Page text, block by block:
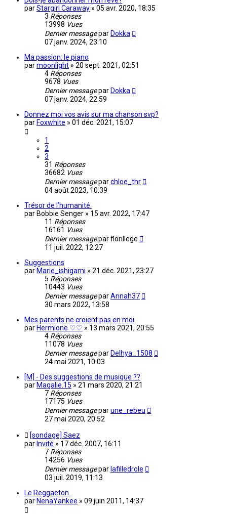
parStargirl Caraway » 05 avr. 2020, 18:35
3 Réponses
13998 Vues
Dernier messagepar Dokka
07 janv. 2024, 23:10
Ma passion: le piano
parmoonlight » 20 sept. 2021, 02:51
4 Réponses
9678 Vues
Dernier messagepar Dokka
07 janv. 2024, 22:59
Donnez moi vos avis sur ma chanson svp?
par Foxwhite » 01 déc. 2021, 15:07
1
2
3
31 Réponses
36682 Vues
Dernier messageparchloe_thr
04 août 2023, 10:39
Trésor de l’humanité.
par Bobbie Senger » 15 avr. 2022, 17:47
11 Réponses
16161 Vues
Dernier messageparflorillege
11 juil. 2022, 12:27
Suggestions
par Marie_ishigami » 21 déc. 2021, 23:27
5 Réponses
10443 Vues
Dernier messageparAnnah37
30 mars 2022, 13:58
Mes parents ne croient pas en moi
par Hermione ♡♡ » 13 mars 2021, 20:55
4 Réponses
11078 Vues
Dernier messagepar Delhya_1508
24 mai 2021, 10:03
[M] - Des suggestions de musique ??
par Magalie.15 » 21 mars 2020, 21:21
7 Réponses
17175 Vues
Dernier messageparune_rebeu
27 mai 2020, 20:52
[sondage] Saez
par Invité » 17 déc. 2007, 16:11
7 Réponses
14256 Vues
Dernier messagepar lafilledrole
03 juil. 2019, 11:13
Le Reggaeton.
par NenaYankee » 09 juin 2011, 14:37